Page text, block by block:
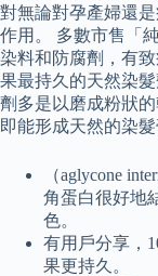
對無論對孕產婦還
作用。 多數市售「
染料和防腐劑，有
果最持久的天然染
劑多是以磨成粉狀
即能形成天然的染
（aglycone
角蛋白很好地
色。
有用戶分享，
果更持久。